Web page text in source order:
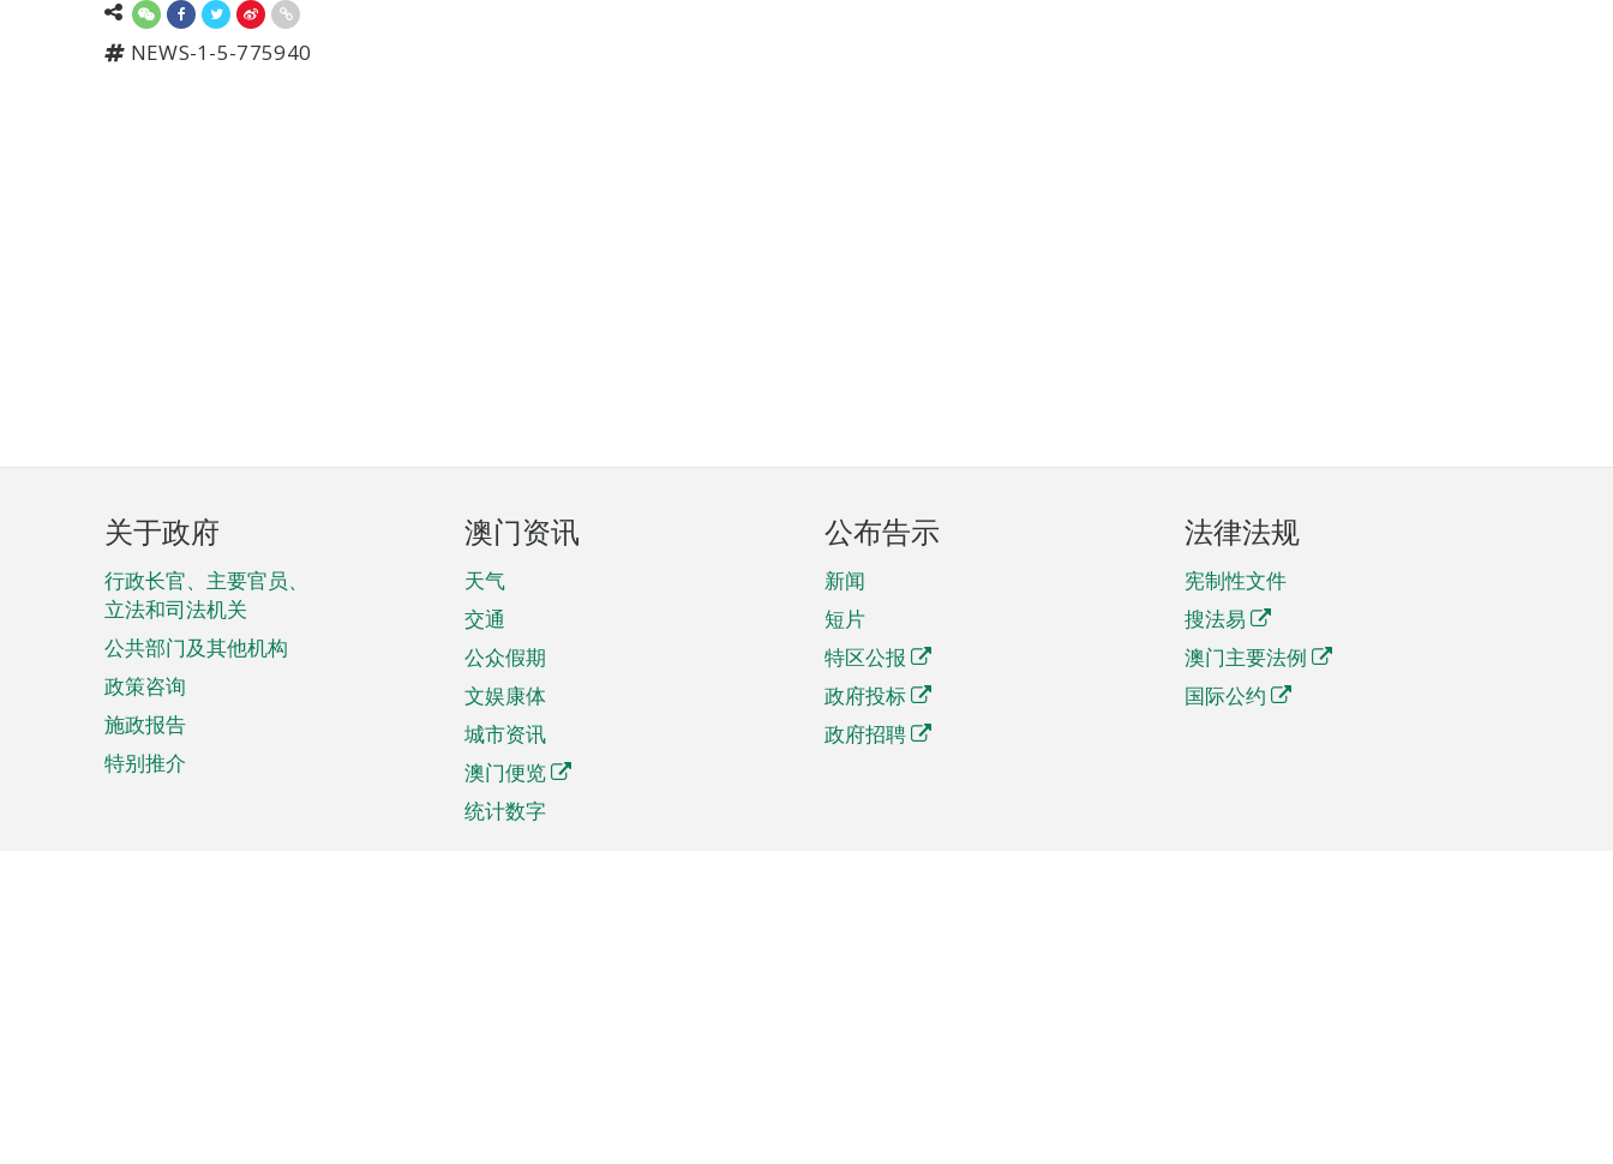
NEWS-1-5-775940
页
脚
菜
单
关于政府
行政长官、主要官员、
立法和司法机关
公共部门及其他机构
政策咨询
施政报告
特别推介
澳门资讯
天气
交通
公众假期
文娱康体
城市资讯
澳门便览
统计数字
公布告示
新闻
短片
特区公报
政府投标
政府招聘
法律法规
宪制性文件
搜法易
澳门主要法例
国际公约